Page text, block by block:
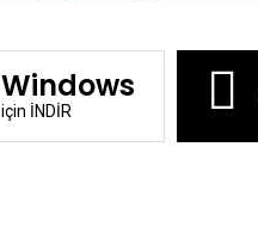
Windows
için İNDİR